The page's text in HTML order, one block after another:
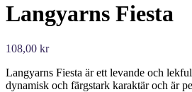
Langyarns Fiesta
108,00 kr
Langyarns Fiesta är ett levande och
dynamisk och färgstark karaktär och är